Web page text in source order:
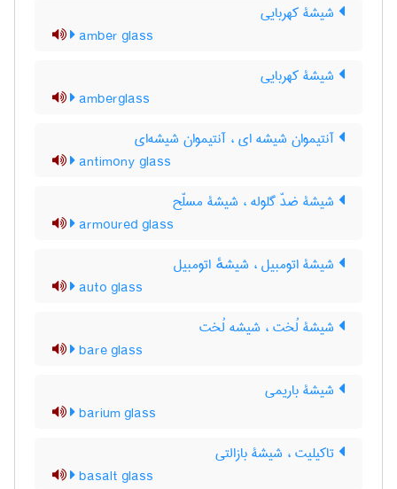
شیشۀ کهربایی
amber glass
شیشۀ کهربایی
amberglass
آنتیموان شیشه ای ، آنتیموان شیشه‌ای
antimony glass
شیشۀ ضدّ گلوله ، شیشۀ مسلّح
armoured glass
شیشۀ اتومبیل ، شیشهٔ اتومبیل
auto glass
شیشۀ لُخت ، شیشه لُخت
bare glass
شیشۀ باریمی
barium glass
تاکیلیت ، شیشۀ بازالتی
basalt glass